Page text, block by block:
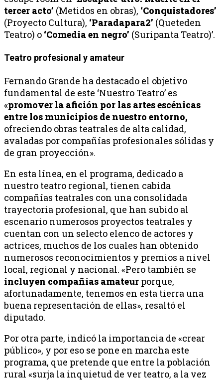
tercer acto’ (Metidos en obras), ‘Conquistadores’
(Proyecto Cultura), ‘Paradapara2’ (Queteden
Teatro) o ‘Comedia en negro’ (Suripanta Teatro)’.
Teatro profesional y amateur
Fernando Grande ha destacado el objetivo
fundamental de este ‘Nuestro Teatro’ es
«promover la afición por las artes escénicas
entre los municipios de nuestro entorno,
ofreciendo obras teatrales de alta calidad,
avaladas por compañías profesionales sólidas y
de gran proyección».
En esta línea, en el programa, dedicado a
nuestro teatro regional, tienen cabida
compañías teatrales con una consolidada
trayectoria profesional, que han subido al
escenario numerosos proyectos teatrales y
cuentan con un selecto elenco de actores y
actrices, muchos de los cuales han obtenido
numerosos reconocimientos y premios a nivel
local, regional y nacional. «Pero también se
incluyen compañías amateur porque,
afortunadamente, tenemos en esta tierra una
buena representación de ellas», resaltó el
diputado.
Por otra parte, indicó la importancia de «crear
público», y por eso se pone en marcha este
programa, que pretende que entre la población
rural «surja la inquietud de ver teatro, a la vez